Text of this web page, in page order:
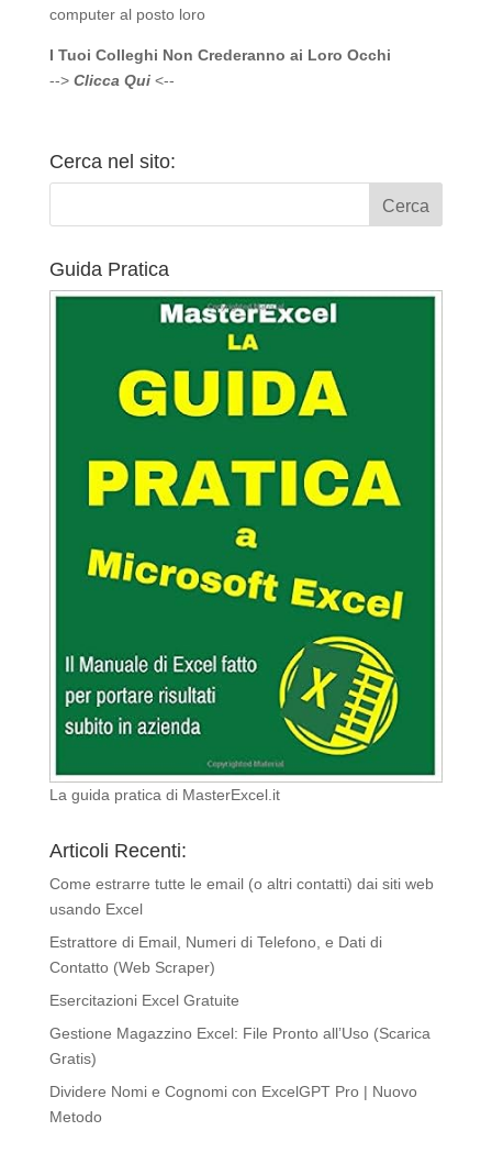
computer al posto loro
I Tuoi Colleghi Non Crederanno ai Loro Occhi
--> Clicca Qui<--
Cerca nel sito:
Guida Pratica
La guida pratica di MasterExcel.it
Articoli Recenti:
Come estrarre tutte le email (o altri contatti) dai siti web
usando Excel
Estrattore di Email, Numeri di Telefono, e Dati di
Contatto (Web Scraper)
Esercitazioni Excel Gratuite
Gestione Magazzino Excel: File Pronto all’Uso (Scarica
Gratis)
Dividere Nomi e Cognomi con ExcelGPT Pro | Nuovo
Metodo